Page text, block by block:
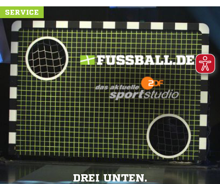
SERVICE
DREI UNTEN.